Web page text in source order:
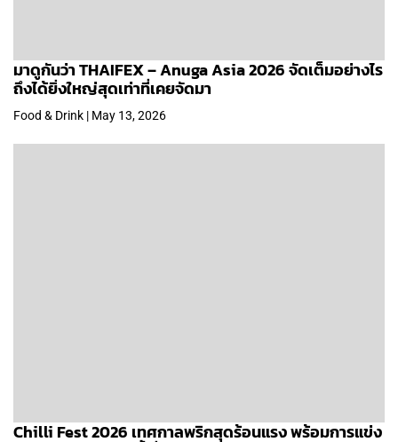
มาดูกันว่า THAIFEX – Anuga Asia 2026 จัดเต็มอย่างไร
ถึงได้ยิ่งใหญ่สุดเท่าที่เคยจัดมา
Food & Drink | May 13, 2026
Chilli Fest 2026 เทศกาลพริกสุดร้อนแรง พร้อมการแข่ง